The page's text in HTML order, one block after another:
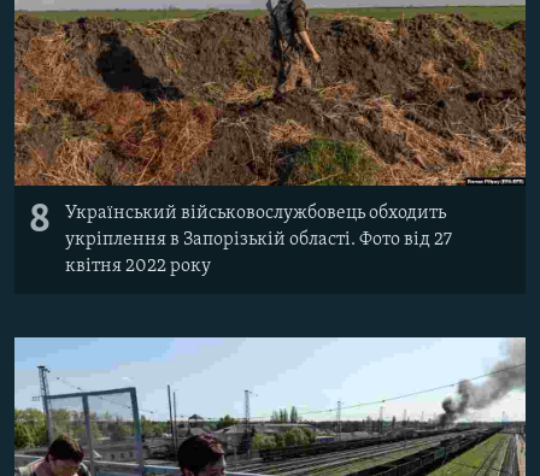
8
Український військовослужбовець обходить
укріплення в Запорізькій області. Фото від 27
квітня 2022 року